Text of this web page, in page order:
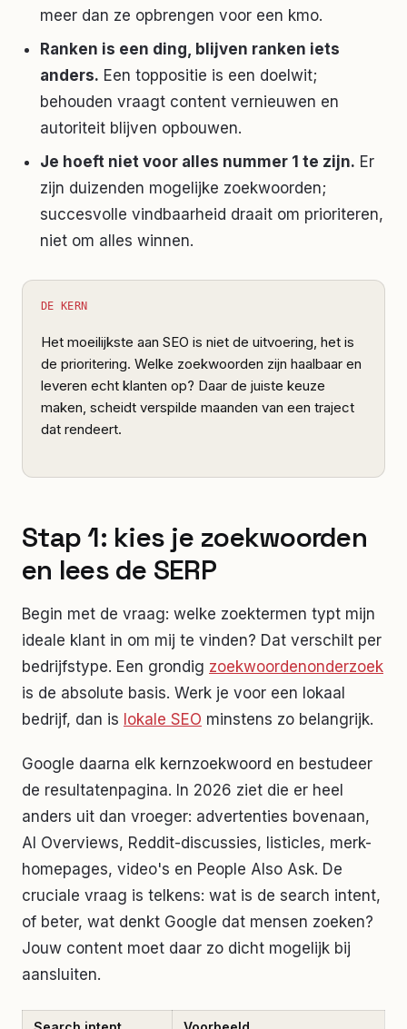
meer dan ze opbrengen voor een kmo.
Ranken is een ding, blijven ranken iets
anders. Een toppositie is een doelwit;
behouden vraagt content vernieuwen en
autoriteit blijven opbouwen.
Je hoeft niet voor alles nummer 1 te zijn. Er
zijn duizenden mogelijke zoekwoorden;
succesvolle vindbaarheid draait om prioriteren,
niet om alles winnen.
DE KERN
Het moeilijkste aan SEO is niet de uitvoering, het is
de prioritering. Welke zoekwoorden zijn haalbaar en
leveren echt klanten op? Daar de juiste keuze
maken, scheidt verspilde maanden van een traject
dat rendeert.
Stap 1: kies je zoekwoorden
en lees de SERP
Begin met de vraag: welke zoektermen typt mijn
ideale klant in om mij te vinden? Dat verschilt per
bedrijfstype. Een grondig zoekwoordenonderzoek
is de absolute basis. Werk je voor een lokaal
bedrijf, dan is lokale SEO minstens zo belangrijk.
Google daarna elk kernzoekwoord en bestudeer
de resultatenpagina. In 2026 ziet die er heel
anders uit dan vroeger: advertenties bovenaan,
AI Overviews, Reddit-discussies, listicles, merk-
homepages, video's en People Also Ask. De
cruciale vraag is telkens: wat is de search intent,
of beter, wat denkt Google dat mensen zoeken?
Jouw content moet daar zo dicht mogelijk bij
aansluiten.